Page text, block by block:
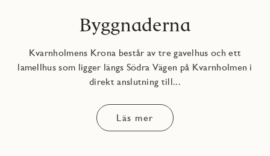
Byggnaderna
Kvarnholmens Krona består av tre gavelhus och ett
lamellhus som ligger längs Södra Vägen på Kvarnholmen i
direkt anslutning till...
Läs mer